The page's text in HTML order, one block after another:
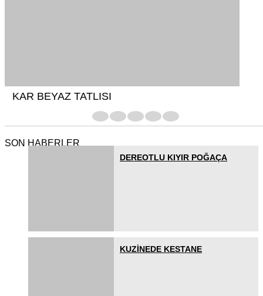
KAR BEYAZ TATLISI
SON HABERLER
DEREOTLU KIYIR POĞAÇA
KUZİNEDE KESTANE